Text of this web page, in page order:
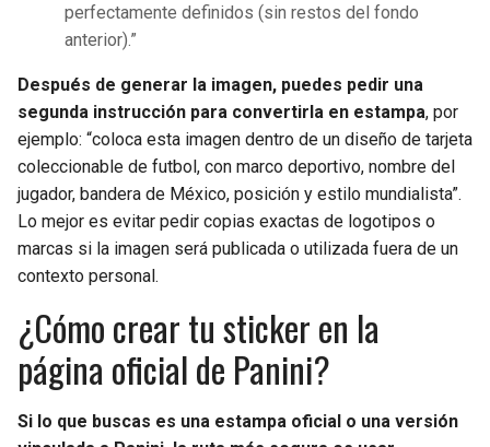
perfectamente definidos (sin restos del fondo
anterior).”
Después de generar la imagen, puedes pedir una
segunda instrucción para convertirla en estampa, por
ejemplo: “coloca esta imagen dentro de un diseño de tarjeta
coleccionable de futbol, con marco deportivo, nombre del
jugador, bandera de México, posición y estilo mundialista”.
Lo mejor es evitar pedir copias exactas de logotipos o
marcas si la imagen será publicada o utilizada fuera de un
contexto personal.
¿Cómo crear tu sticker en la
página oficial de Panini?
Si lo que buscas es una estampa oficial o una versión